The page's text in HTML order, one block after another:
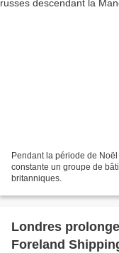
Pendant la période de
constante un groupe de
britanniques.
Londres
Foreland